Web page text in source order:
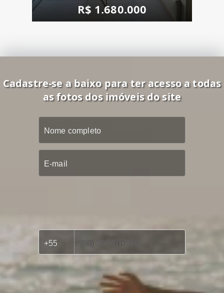
R$ 1.680.000
Cadastre-se a baixo para ter acesso a todas
as fotos dos imóveis do site